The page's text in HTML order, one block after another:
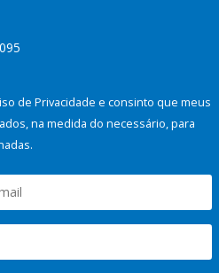
de Privacidade e consinto que meus
na medida do necessário, para